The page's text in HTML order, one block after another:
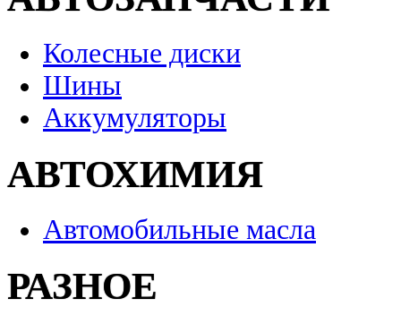
Колесные диски
Шины
Аккумуляторы
АВТОХИМИЯ
Автомобильные масла
РАЗНОЕ